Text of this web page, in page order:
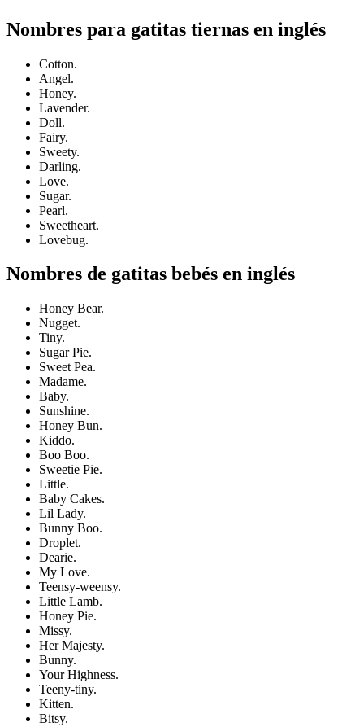
Nombres para gatitas tiernas en inglés
Cotton.
Angel.
Honey.
Lavender.
Doll.
Fairy.
Sweety.
Darling.
Love.
Sugar.
Pearl.
Sweetheart.
Lovebug.
Nombres de gatitas bebés en inglés
Honey Bear.
Nugget.
Tiny.
Sugar Pie.
Sweet Pea.
Madame.
Baby.
Sunshine.
Honey Bun.
Kiddo.
Boo Boo.
Sweetie Pie.
Little.
Baby Cakes.
Lil Lady.
Bunny Boo.
Droplet.
Dearie.
My Love.
Teensy-weensy.
Little Lamb.
Honey Pie.
Missy.
Her Majesty.
Bunny.
Your Highness.
Teeny-tiny.
Kitten.
Bitsy.